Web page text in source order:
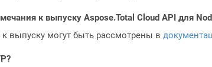
к выпуску Aspose.Total Cloud API для
выпуску могут быть рассмотрены в